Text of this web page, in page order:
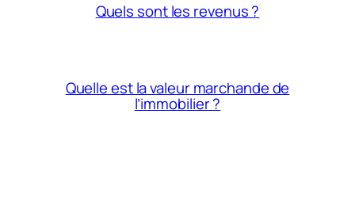
Quels sont les revenus ?
Quelle est la valeur marchande de
l’immobilier ?